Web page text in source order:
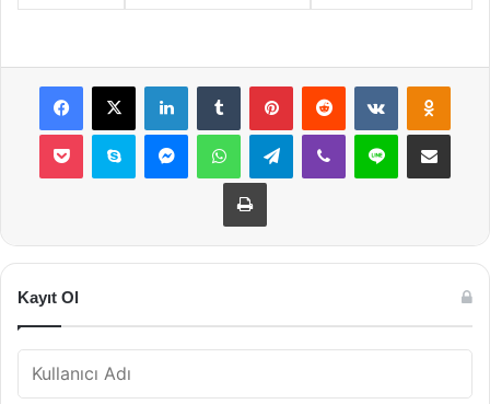
Facebook
X LinkedInTumblr PinterestReddit VKontakte
Pocket Skype MessengerWhatsAppTelegramViber Line E-Posta ile
Yazdır
Kayıt Ol